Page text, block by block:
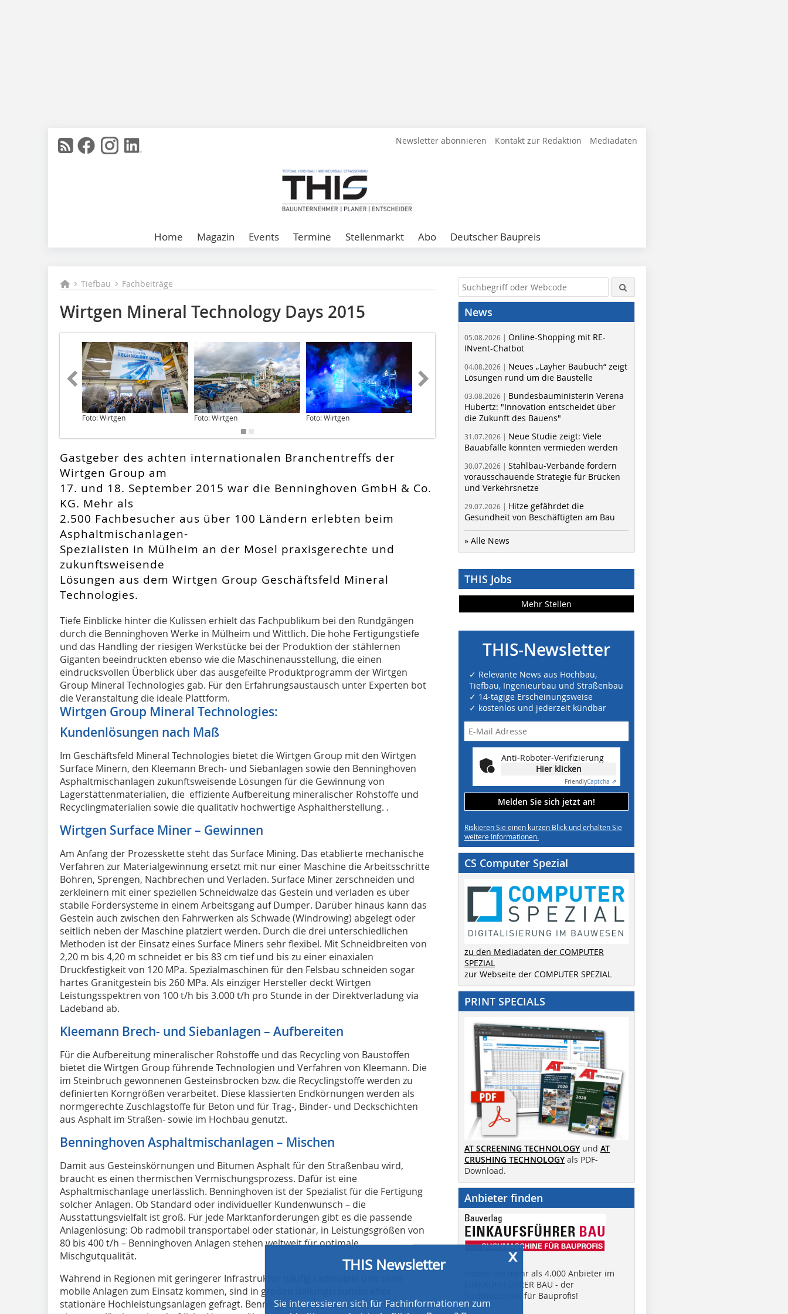
Newsletter abonnieren Kontakt zur Redaktion Mediadaten
Home Magazin Events Termine Stellenmarkt Abo Deutscher Baupreis
Tiefbau Fachbeiträge
Wirtgen Mineral Technology Days 2015
Foto: Wirtgen Foto: Wirtgen Foto: Wirtgen Foto: Wirtgen
Gastgeber des achten internationalen Branchentreffs der
Wirtgen Group am
17. und 18. September 2015 war die Benninghoven GmbH & Co.
KG. Mehr als
2.500 Fachbesucher aus über 100 Ländern erlebten beim
Asphaltmischanlagen-
Spezialisten in Mülheim an der Mosel praxisgerechte und
zukunftsweisende
Lösungen aus dem Wirtgen Group Geschäftsfeld Mineral
Technologies.
Tiefe Einblicke hinter die Kulissen erhielt das Fachpublikum bei den Rundgängen
durch die Benninghoven Werke in Mülheim und Wittlich. Die hohe Fertigungstiefe
und das Handling der riesigen Werkstücke bei der Produktion der stählernen
Giganten beeindruckten ebenso wie die Maschinenausstellung, die einen
eindrucksvollen Überblick über das ausgefeilte Produktprogramm der Wirtgen
Group Mineral Technologies gab. Für den Erfahrungsaustausch unter Experten bot
die Veranstaltung die ideale Plattform.
Wirtgen Group Mineral Technologies:
Kundenlösungen nach Maß
Im Geschäftsfeld Mineral Technologies bietet die Wirtgen Group mit den Wirtgen
Surface Minern, den Kleemann Brech- und Siebanlagen sowie den Benninghoven
Asphaltmischanlagen zukunftsweisende Lösungen für die Gewinnung von
Lagerstättenmaterialien, die effiziente Aufbereitung mineralischer Rohstoffe und
Recyclingmaterialien sowie die qualitativ hochwertige Asphaltherstellung. .
Wirtgen Surface Miner – Gewinnen
Am Anfang der Prozesskette steht das Surface Mining. Das etablierte mechanische
Verfahren zur Materialgewinnung ersetzt mit nur einer Maschine die Arbeitsschritte
Bohren, Sprengen, Nachbrechen und Verladen. Surface Miner zerschneiden und
zerkleinern mit einer speziellen Schneidwalze das Gestein und verladen es über
stabile Fördersysteme in einem Arbeitsgang auf Dumper. Darüber hinaus kann das
Gestein auch zwischen den Fahrwerken als Schwade (Windrowing) abgelegt oder
seitlich neben der Maschine platziert werden. Durch die drei unterschiedlichen
Methoden ist der Einsatz eines Surface Miners sehr flexibel. Mit Schneidbreiten von
2,20 m bis 4,20 m schneidet er bis 83 cm tief und bis zu einer einaxialen
Druckfestigkeit von 120 MPa. Spezialmaschinen für den Felsbau schneiden sogar
hartes Granitgestein bis 260 MPa. Als einziger Hersteller deckt Wirtgen
Leistungsspektren von 100 t/h bis 3.000 t/h pro Stunde in der Direktverladung via
Ladeband ab.
Kleemann Brech- und Siebanlagen – Aufbereiten
Für die Aufbereitung mineralischer Rohstoffe und das Recycling von Baustoffen
bietet die Wirtgen Group führende Technologien und Verfahren von Kleemann. Die
im Steinbruch gewonnenen Gesteinsbrocken bzw. die Recyclingstoffe werden zu
definierten Korngrößen verarbeitet. Diese klassierten Endkörnungen werden als
normgerechte Zuschlagstoffe für Beton und für Trag-, Binder- und Deckschichten
aus Asphalt im Straßen- sowie im Hochbau genutzt.
Benninghoven Asphaltmischanlagen – Mischen
Damit aus Gesteinskörnungen und Bitumen Asphalt für den Straßenbau wird,
braucht es einen thermischen Vermischungsprozess. Dafür ist eine
Asphaltmischanlage unerlässlich. Benninghoven ist der Spezialist für die Fertigung
solcher Anlagen. Ob Standard oder individueller Kundenwunsch – die
Ausstattungsvielfalt ist groß. Für jede Marktanforderungen gibt es die passende
Anlagenlösung: Ob radmobil transportabel oder stationär, in Leistungsgrößen von
80 bis 400 t/h – Benninghoven Anlagen stehen weltweit für optimale
Mischgutqualität.
Während in Regionen mit geringerer Infrastruktur häufig radmobile und semi-
mobile Anlagen zum Einsatz kommen, sind in großen Ballungsräumen eher
stationäre Hochleistungsanlagen gefragt. Benninghoven bietet flexible Lösungen für
x
THIS Newsletter
Sie interessieren sich für Fachinformationen zum
nachhaltigen und wirtschaftlichen Bauen? Dann
melden Sie sich zu unserem kostenlosen Newsletter
an!
» Produktneuheiten
» 14tägige Erscheinungsweise
News
05.08.2026 | Online-Shopping mit RE-
INvent-Chatbot
04.08.2026 | Neues „Layher Baubuch“ zeigt
Lösungen rund um die Baustelle
03.08.2026 | Bundesbauministerin Verena
Hubertz: "Innovation entscheidet über
die Zukunft des Bauens"
31.07.2026 | Neue Studie zeigt: Viele
Bauabfälle könnten vermieden werden
30.07.2026 | Stahlbau-Verbände fordern
vorausschauende Strategie für Brücken
und Verkehrsnetze
29.07.2026 | Hitze gefährdet die
Gesundheit von Beschäftigten am Bau
» Alle News
THIS Jobs
Mehr Stellen
THIS-Newsletter
✓ Relevante News aus Hochbau,
Tiefbau, Ingenieurbau und Straßenbau
✓ 14-tägige Erscheinungsweise
✓ kostenlos und jederzeit kündbar
Anti-Roboter-Verifizierung
Hier klicken
FriendlyCaptcha ⇗
Melden Sie sich jetzt an!
Riskieren Sie einen kurzen Blick und erhalten Sie
weitere Informationen.
CS Computer Spezial
zu den Mediadaten der COMPUTER
SPEZIAL
zur Webseite der COMPUTER SPEZIAL
PRINT SPECIALS
AT SCREENING TECHNOLOGY und AT
CRUSHING TECHNOLOGY als PDF-
Download.
Anbieter finden
Finden Sie mehr als 4.000 Anbieter im
EINKAUFSFÜHRER BAU - der
Suchmaschine für Bauprofis!